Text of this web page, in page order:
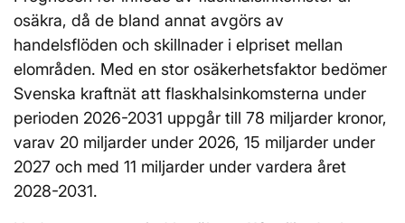
osäkra, då de bland annat avgörs av
handelsflöden och skillnader i elpriset mellan
elområden. Med en stor osäkerhetsfaktor bedömer
Svenska kraftnät att flaskhalsinkomsterna under
perioden 2026-2031 uppgår till 78 miljarder kronor,
varav 20 miljarder under 2026, 15 miljarder under
2027 och med 11 miljarder under vardera året
2028-2031.